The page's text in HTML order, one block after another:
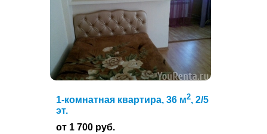
1-комнатная квартира, 36 м2, 2/5
эт.
от 1 700 руб.